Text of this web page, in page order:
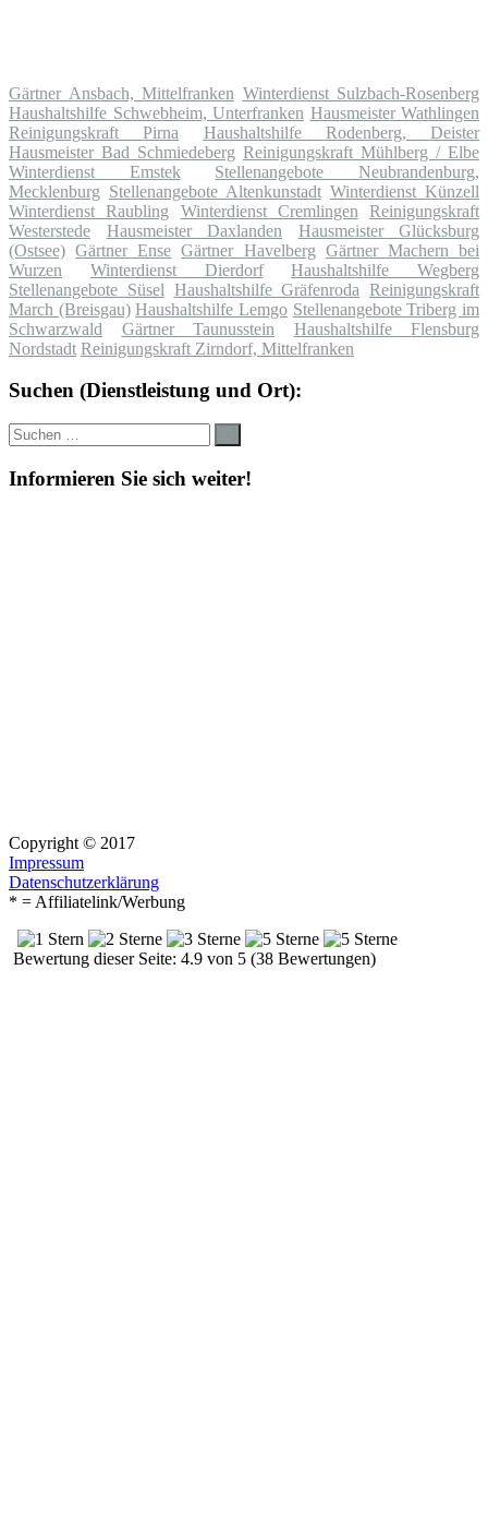
Gärtner Ansbach, Mittelfranken Winterdienst Sulzbach-Rosenberg
Haushaltshilfe Schwebheim, Unterfranken Hausmeister Wathlingen
Reinigungskraft Pirna
Haushaltshilfe Rodenberg, Deister
Hausmeister Bad Schmiedeberg Reinigungskraft Mühlberg / Elbe
Winterdienst Emstek
Stellenangebote Neubrandenburg,
Mecklenburg Stellenangebote Altenkunstadt Winterdienst Künzell
Winterdienst Raubling
Winterdienst Cremlingen
Reinigungskraft
Westerstede
Hausmeister Daxlanden
Hausmeister Glücksburg
(Ostsee) Gärtner Ense Gärtner Havelberg Gärtner Machern bei
Wurzen
Winterdienst Dierdorf
Haushaltshilfe Wegberg
Stellenangebote Süsel Haushaltshilfe Gräfenroda Reinigungskraft
March (Breisgau) Haushaltshilfe Lemgo Stellenangebote Triberg im
Schwarzwald
Gärtner Taunusstein
Haushaltshilfe Flensburg
Nordstadt Reinigungskraft Zirndorf, Mittelfranken
Suchen (Dienstleistung und Ort):
Suche
nach:
Informieren Sie sich weiter!
Copyright © 2017
Impressum
Datenschutzerklärung
* = Affiliatelink/Werbung
Bewertung dieser Seite: 4.9 von 5 (38 Bewertungen)